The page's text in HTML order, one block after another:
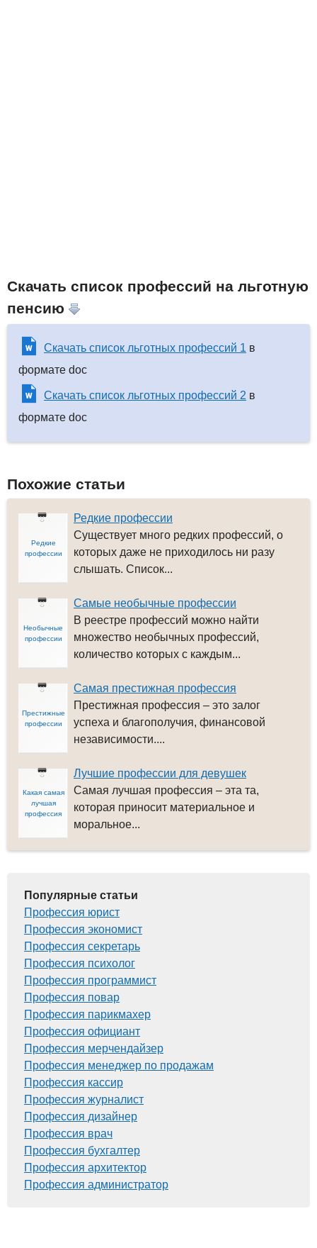
Скачать список профессий на льготную
пенсию
Скачать список льготных профессий 1 в
формате doc
Скачать список льготных профессий 2 в
формате doc
Похожие статьи
Редкие
профессии
Редкие профессии
Существует много редких профессий, о
которых даже не приходилось ни разу
слышать. Список...
Необычные
профессии
Самые необычные профессии
В реестре профессий можно найти
множество необычных профессий,
количество которых с каждым...
Престижные
профессии
Самая престижная профессия
Престижная профессия – это залог
успеха и благополучия, финансовой
независимости....
Какая самая
лучшая
профессия
Лучшие профессии для девушек
Самая лучшая профессия – эта та,
которая приносит материальное и
моральное...
Популярные статьи
Профессия юрист
Профессия экономист
Профессия секретарь
Профессия психолог
Профессия программист
Профессия повар
Профессия парикмахер
Профессия официант
Профессия мерчендайзер
Профессия менеджер по продажам
Профессия кассир
Профессия журналист
Профессия дизайнер
Профессия врач
Профессия бухгалтер
Профессия архитектор
Профессия администратор